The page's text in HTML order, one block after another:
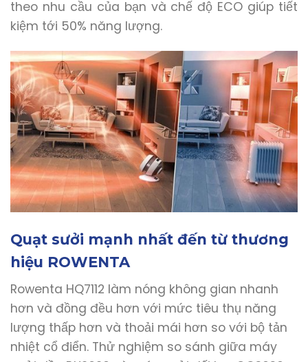
theo nhu cầu của bạn và chế độ ECO giúp tiết
kiệm tới 50% năng lượng.
Quạt sưởi mạnh nhất đến từ thương
hiệu ROWENTA
Rowenta HQ7112 làm nóng không gian nhanh
hơn và đồng đều hơn với mức tiêu thụ năng
lượng thấp hơn và thoải mái hơn so với bộ tản
nhiệt cổ điển. Thử nghiệm so sánh giữa máy